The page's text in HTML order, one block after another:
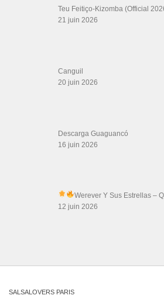
Teu Feitiço-Kizomba (Official
21 juin 2026
Canguil
20 juin 2026
Descarga Guaguancó
16 juin 2026
Werever Y Sus Estrellas –
12 juin 2026
SALSALOVERS PARIS